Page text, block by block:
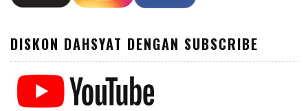
DISKON DAHSYAT DENGAN SUBSCRIBE